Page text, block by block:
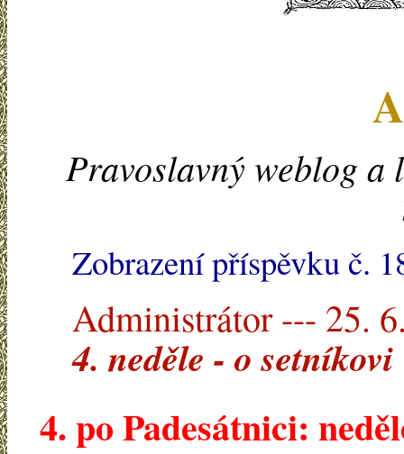
Pravoslavný weblog a
Zobrazení příspěvku č.
Administrátor --- 25.
4. neděle - o setníkovi
4. po Padesátnici: